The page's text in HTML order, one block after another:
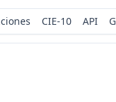
CIE-10 API